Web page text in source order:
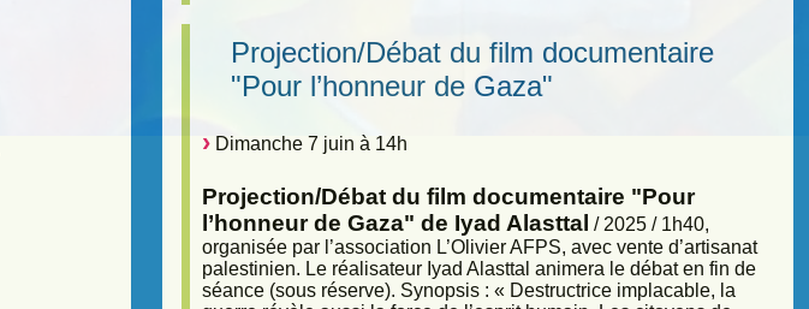
Projection/Débat du film documentaire
"Pour l’honneur de Gaza"
Dimanche 7 juin à 14h
Projection/Débat du film documentaire "Pour
l’honneur de Gaza" de Iyad Alasttal / 2025 / 1h40,
organisée par l’association L’Olivier AFPS, avec vente d’artisanat
palestinien. Le réalisateur Iyad Alasttal animera le débat en fin de
séance (sous réserve). Synopsis : « Destructrice implacable, la